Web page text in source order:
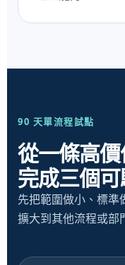
90 天單流程試點
從一條高價
完成三個
先把範圍做小、標準
擴大到其他流程或部